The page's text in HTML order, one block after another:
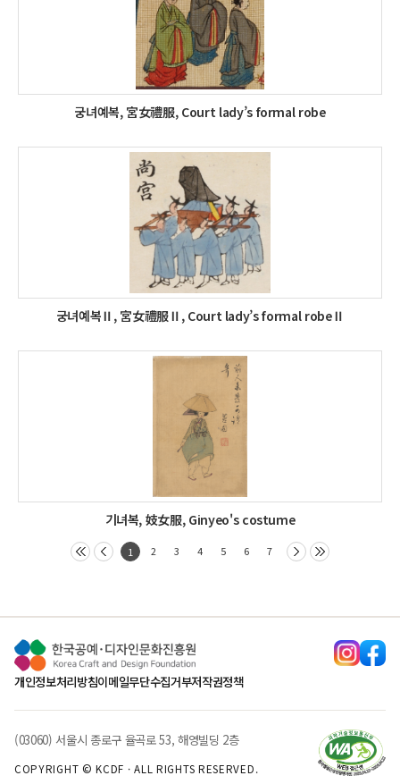
궁녀예복, 宮女禮服, Court lady’s formal robe
궁녀예복Ⅱ, 宮女禮服Ⅱ, Court lady’s formal robeⅡ
기녀복, 妓女服, Ginyeo's costume
1 2 3 4 5 6 7
개인정보처리방침이메일무단수집거부저작권정책
(03060) 서울시 종로구 율곡로 53, 해영빌딩 2층
COPYRIGHT © KCDF · ALL RIGHTS RESERVED.